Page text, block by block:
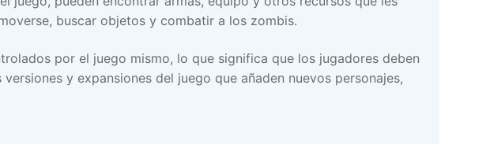
buscar objetos y combatir a los zombis.
por el juego mismo, lo que significa que los jugadores deben
y expansiones del juego que añaden nuevos personajes,